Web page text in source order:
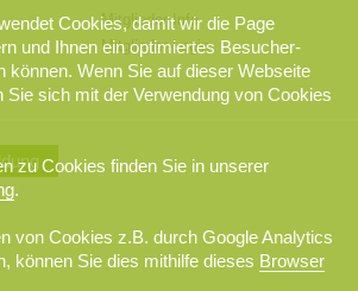
Mitglieder-Info
Mitglieder-Login
Cookies, damit wir die Page
und Ihnen ein optimiertes Besucher-
können. Wenn Sie auf dieser Webseite
Sie sich mit der Verwendung von Cookies
zu Cookies finden Sie in unserer
.
von Cookies z.B. durch Google Analytics
können Sie dies mithilfe dieses Browser